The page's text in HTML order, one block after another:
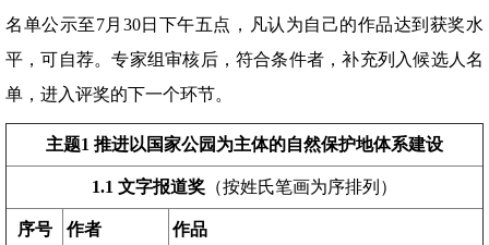
名单公示至7月30日下午五点，凡认为自己的作品达到获奖水
平，可自荐。专家组审核后，符合条件者，补充列入候选人名
单，进入评奖的下一个环节。
主题1 推进以国家公园为主体的自然保护地体系建设
1.1 文字报道奖 （按姓氏笔画为序排列）
序号 作者 作品